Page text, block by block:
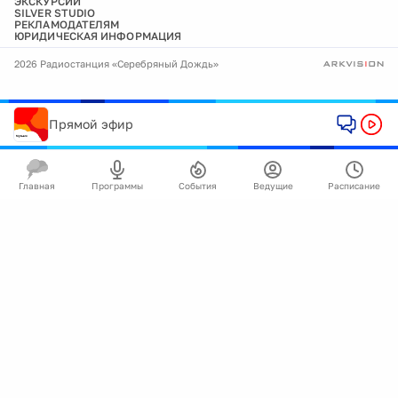
SILVER STUDIO
РЕКЛАМОДАТЕЛЯМ
ЮРИДИЧЕСКАЯ ИНФОРМАЦИЯ
2026 Радиостанция «Серебряный Дождь»
Прямой эфир
Главная Программы События Ведущие Расписание